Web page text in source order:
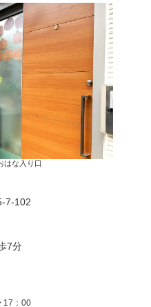
はな入り口
7-102
7分
17：00